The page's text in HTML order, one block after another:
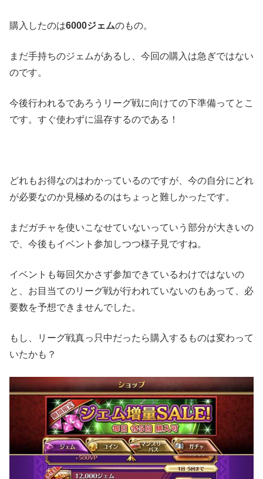
購入したのは6000ジェムのもの。
まだ手持ちのジェムがあるし、今回の購入は急ぎではない
のです。
今後行われるであろうリーグ戦に向けての下準備ってとこ
です。すぐ使わずに温存するのである！
どれもお得なのはわかっているのですが、今の自分にどれ
が必要なのか見極めるのはちょっと難しかったです。
まだガチャを使いこなせていないっていう部分が大きいの
で、今後もイベント参加しつつ様子見ですね。
イベントも毎回欠かさず参加できているわけではないの
と、お目当てのリーグ戦が行われていないのもあって、必
要数を予想できませんでした。
もし、リーグ戦真っ只中だったら購入するものは変わって
いたかも？